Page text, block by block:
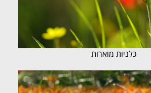
כלניות מוארות